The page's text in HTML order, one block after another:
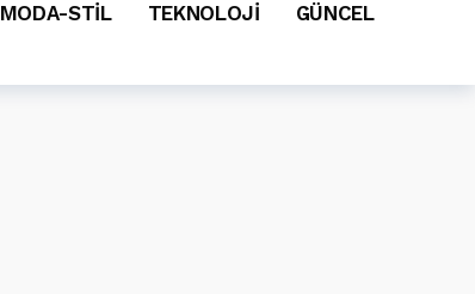
MODA-STİL TEKNOLOJİ
GÜNCEL